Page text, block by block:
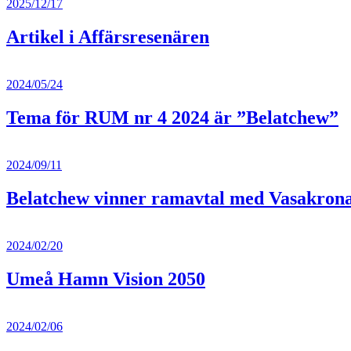
2025/12/17
Artikel i Affärsresenären
2024/05/24
Tema för RUM nr 4 2024 är ”Belatchew”
2024/09/11
Belatchew vinner ramavtal med
2024/02/20
Umeå Hamn Vision 2050
2024/02/06